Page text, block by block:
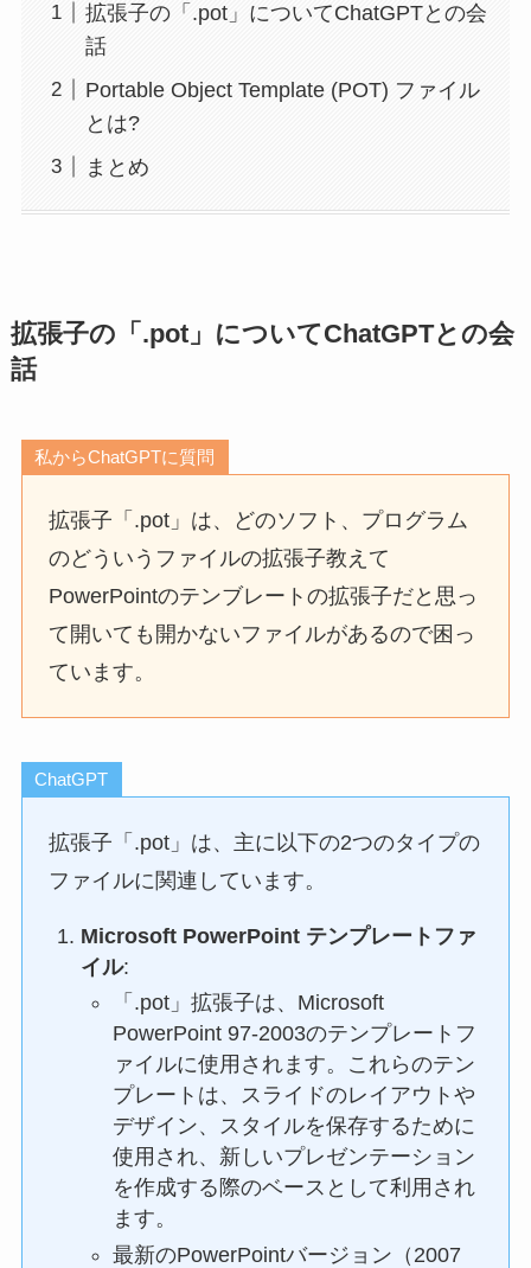
拡張子の「.pot」についてChatGPTとの会
話
Portable Object Template (POT) ファイル
とは?
まとめ
拡張子の「.pot」についてChatGPTとの会
話
私からChatGPTに質問
拡張子「.pot」は、どのソフト、プログラム
のどういうファイルの拡張子教えて
PowerPointのテンブレートの拡張子だと思っ
て開いても開かないファイルがあるので困っ
ています。
ChatGPT
拡張子「.pot」は、主に以下の2つのタイプの
ファイルに関連しています。
Microsoft PowerPoint テンプレートファ
イル:
「.pot」拡張子は、Microsoft
PowerPoint 97-2003のテンプレートフ
ァイルに使用されます。これらのテン
プレートは、スライドのレイアウトや
デザイン、スタイルを保存するために
使用され、新しいプレゼンテーション
を作成する際のベースとして利用され
ます。
最新のPowerPointバージョン（2007